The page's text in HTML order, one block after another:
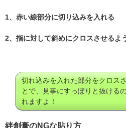
1、赤い線部分に切り込みを入れる
2、指に対して斜めにクロスさせるよ
切れ込みを入れた部分をクロス
とで、見事にすっぽりと抜ける
れますよ！
絆創膏のNGな貼り方